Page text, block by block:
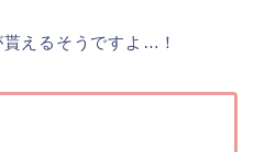
えるそうですよ…！